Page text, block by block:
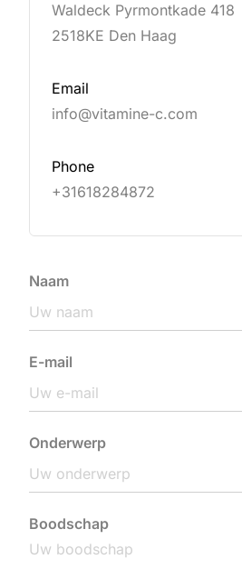
Naam
E-mail
Onderwerp
Boodschap
Waldeck Pyrmontkade 418
2518KE Den Haag
Email
info@vitamine-c.com
Phone
+31618284872